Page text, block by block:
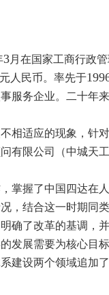
3月在国家工商行政
人民币。率先于
服务企业。二十年
相适应的现象，针
有限公司（中城天
掌握了中国四达在
，结合这一时期同
确了改革的基调，
发展需要为核心目标
建设两个领域追加了